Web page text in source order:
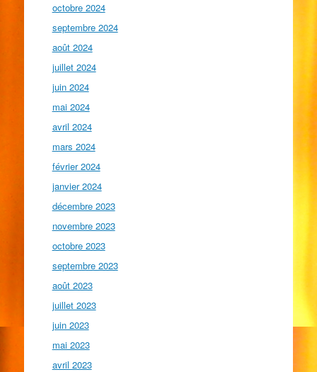
octobre 2024
septembre 2024
août 2024
juillet 2024
juin 2024
mai 2024
avril 2024
mars 2024
février 2024
janvier 2024
décembre 2023
novembre 2023
octobre 2023
septembre 2023
août 2023
juillet 2023
juin 2023
mai 2023
avril 2023